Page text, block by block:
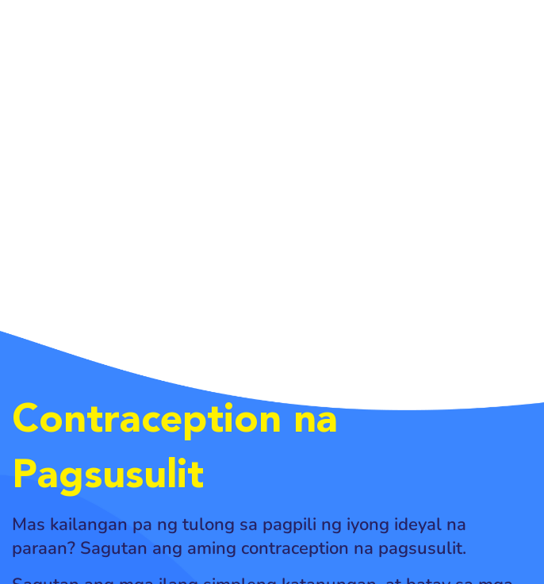
Contraception na
Pagsusulit
Mas kailangan pa ng tulong sa pagpili ng iyong ideyal na
paraan? Sagutan ang aming contraception na pagsusulit.